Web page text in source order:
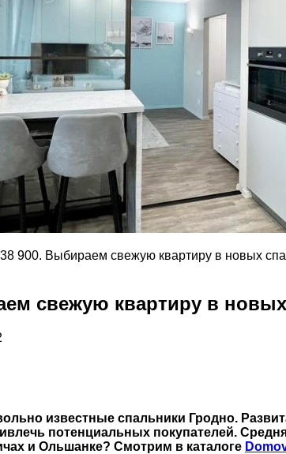
900. Выбираем свежую квартиру в новых
свежую квартиру в
известные спальники Гродно.
потенциальных покупателей.
и Ольшанке? Смотрим в каталоге